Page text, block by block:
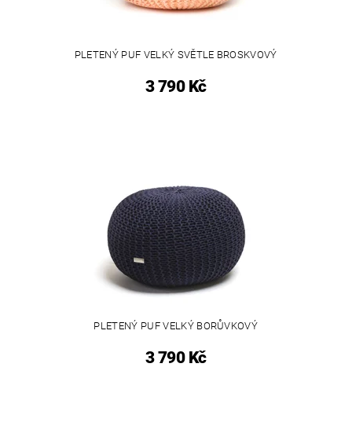
PLETENÝ PUF VELKÝ SVĚTLE BROSKVOVÝ
3 790 Kč
PLETENÝ PUF VELKÝ BORŮVKOVÝ
3 790 Kč